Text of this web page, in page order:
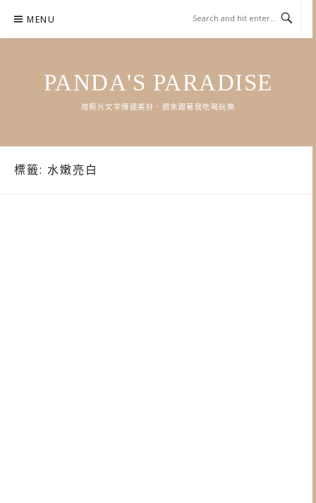
content
MENU
PANDA'S PARADISE
用照片文字傳遞美好．週末跟著我吃喝玩樂
標籤: 水嫩亮白